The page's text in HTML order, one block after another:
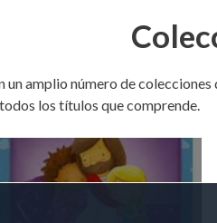
un amplio número de
los títulos que comprende.